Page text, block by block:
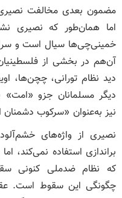
مضمون بعدی مخالفت
اما همان‌طور که نصیری
خمینی‌چی‌ها سیال است و
آن‌هم در بخشی از
دید نظام تورانی، چچن‌ها،
دیگر مسلمانان جزو «امت»
نیز به‌عنوان «سرکوب
نصیری از واژه‌های
براندازی استفاده نمی‌کند،
که نظام ضدملی کنونی
چگونگی این سقوط است.